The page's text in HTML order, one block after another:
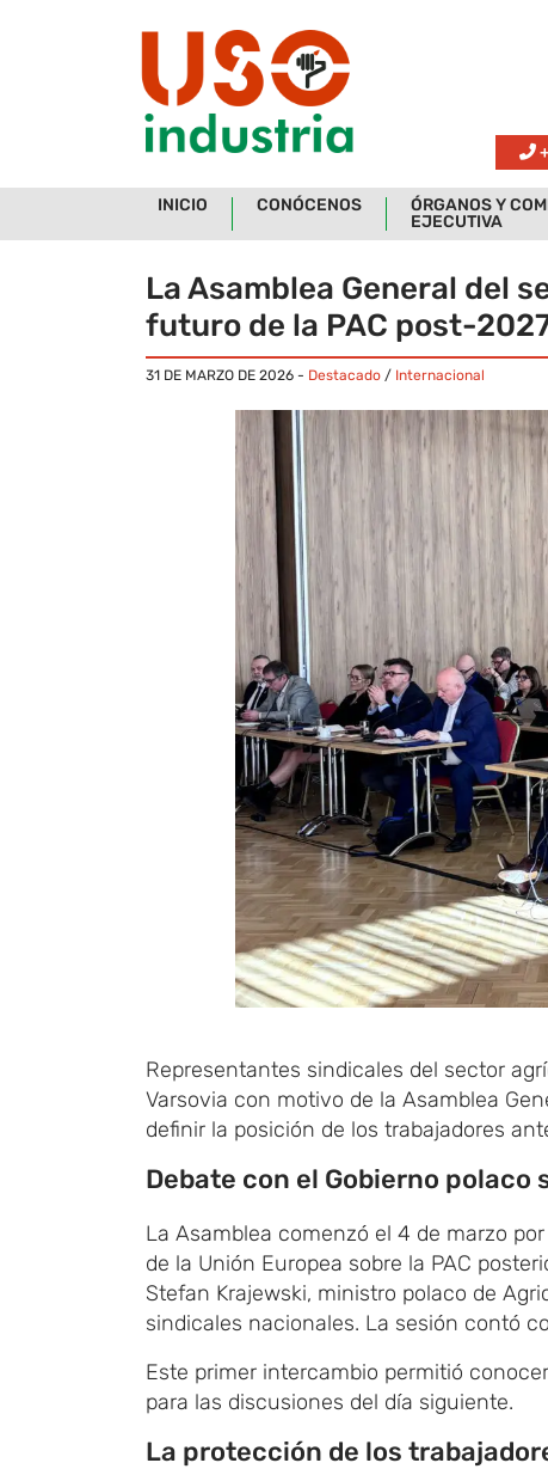
INICIO CONÓCENOS
ÓRGANOS Y
EJECUTIVA
La Asamblea General del
futuro de la PAC post-
31 DE MARZO DE 2026 - Destacado / Internacional
Representantes sindicales del sector
Varsovia con motivo de la Asamblea
definir la posición de los trabajadores
Debate con el Gobierno polaco
La Asamblea comenzó el 4 de marzo
de la Unión Europea sobre la PAC
Stefan Krajewski, ministro polaco de
sindicales nacionales. La sesión contó
Este primer intercambio permitió
para las discusiones del día siguiente.
La protección de los